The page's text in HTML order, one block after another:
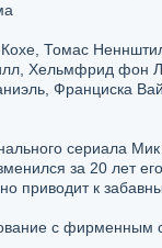
Томас
Хельмфрид фон
Франциска
сериала
за 20 лет
приводит к
с фирменным